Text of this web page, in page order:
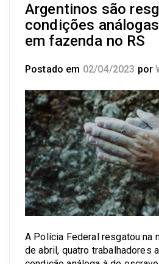
Argentinos são
condições
em fazenda no RS
Postado em 02/04/2023 por
A Polícia Federal resgatou na
de abril, quatro trabalhadores